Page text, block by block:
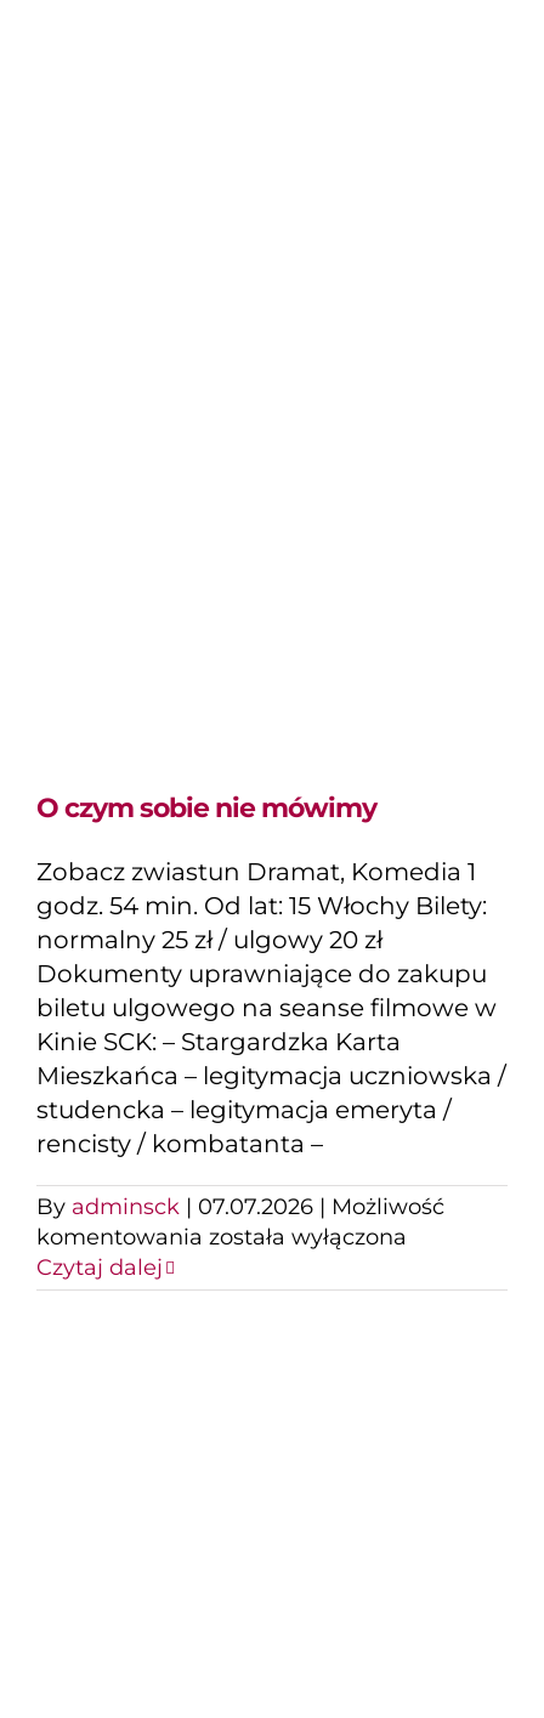
O czym sobie nie mówimy
Zobacz zwiastun Dramat, Komedia 1
godz. 54 min. Od lat: 15 Włochy Bilety:
normalny 25 zł / ulgowy 20 zł
Dokumenty uprawniające do zakupu
biletu ulgowego na seanse filmowe w
Kinie SCK: – Stargardzka Karta
Mieszkańca – legitymacja uczniowska /
studencka – legitymacja emeryta /
rencisty / kombatanta –
By adminsck | 07.07.2026 | Możliwość
komentowania O
sobie
została wyłączona
Czytaj dalej